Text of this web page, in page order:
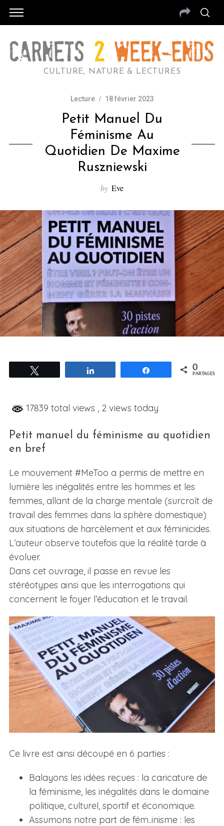
CULTURE, NATURE & LECTURES
Lecture 18 février 2023
Petit Manuel Du
Féminisme Au
Quotidien De Maxime
Ruszniewski
by Eve
Partagez 0
PARTAGES
17839 total views , 2 views today
Petit manuel du féminisme au quotidien
en bref
Le mouvement #MeToo a permis de mettre en
lumière les inégalités entre les hommes et les
femmes, allant de la charge mentale (surcroît de
travail des femmes dans la sphère domestique)
aux situations de harcèlement et aux féminicides.
L’auteur observe toutefois que la réalité tarde à
évoluer.
Dans cet ouvrage, il passe en revue les
stéréotypes ainsi que les interrogations qui
concernent le foyer l’éducation et le travail.
Ce livre est ainsi découpé en 6 parties :
Balayons les idées reçues : la caricature de
la féminisme, les inégalités dans le domaine
politique, culturel, sportif et économique.
Assumons notre part de fém..inisme : les